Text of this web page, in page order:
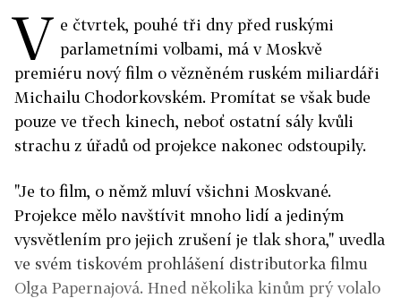
V e čtvrtek, pouhé tři dny před ruskými
parlametními volbami, má v Moskvě
premiéru nový film o vězněném ruském miliardáři
Michailu Chodorkovském. Promítat se však bude
pouze ve třech kinech, neboť ostatní sály kvůli
strachu z úřadů od projekce nakonec odstoupily.
"Je to film, o němž mluví všichni Moskvané.
Projekce mělo navštívit mnoho lidí a jediným
vysvětlením pro jejich zrušení je tlak shora," uvedla
ve svém tiskovém prohlášení distributorka filmu
Olga Papernajová. Hned několika kinům prý volalo